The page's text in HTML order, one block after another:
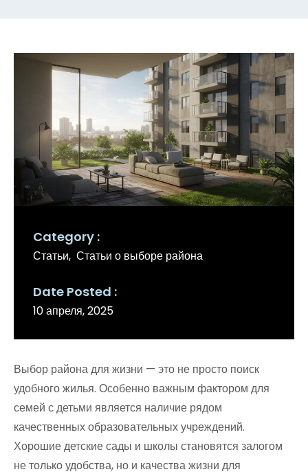
Category
Статьи Статьи о выборе района
Date Posted
10 апреля, 2025
Выбор района для жизни — это не просто поиск
удобного жилья. Особенно важным фактором для
семей с детьми является наличие рядом
качественных образовательных учреждений.
Хорошие детские сады и школы становятся залогом
не только удобства, но и качества жизни для